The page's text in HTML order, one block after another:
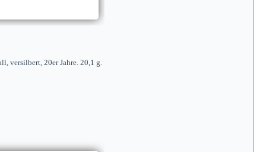
versilbert, 20er Jahre. 20,1 g.